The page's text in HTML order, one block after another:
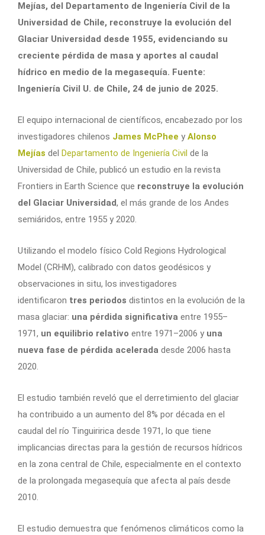
Mejías, del Departamento de Ingeniería Civil de la
Universidad de Chile, reconstruye la evolución del
Glaciar Universidad desde 1955, evidenciando su
creciente pérdida de masa y aportes al caudal
hídrico en medio de la megasequía. Fuente:
Ingeniería Civil U. de Chile, 24 de junio de 2025.
El equipo internacional de científicos, encabezado por los
investigadores chilenos James McPhee y Alonso
Mejías del Departamento de Ingeniería Civil de la
Universidad de Chile, publicó un estudio en la revista
Frontiers in Earth Science que reconstruye la evolución
del Glaciar Universidad, el más grande de los Andes
semiáridos, entre 1955 y 2020.
Utilizando el modelo físico Cold Regions Hydrological
Model (CRHM), calibrado con datos geodésicos y
observaciones in situ, los investigadores
identificaron tres periodos distintos en la evolución de la
masa glaciar: una pérdida significativa entre 1955–
1971, un equilibrio relativo entre 1971–2006 y una
nueva fase de pérdida acelerada desde 2006 hasta
2020.
El estudio también reveló que el derretimiento del glaciar
ha contribuido a un aumento del 8% por década en el
caudal del río Tinguiririca desde 1971, lo que tiene
implicancias directas para la gestión de recursos hídricos
en la zona central de Chile, especialmente en el contexto
de la prolongada megasequía que afecta al país desde
2010.
El estudio demuestra que fenómenos climáticos como la